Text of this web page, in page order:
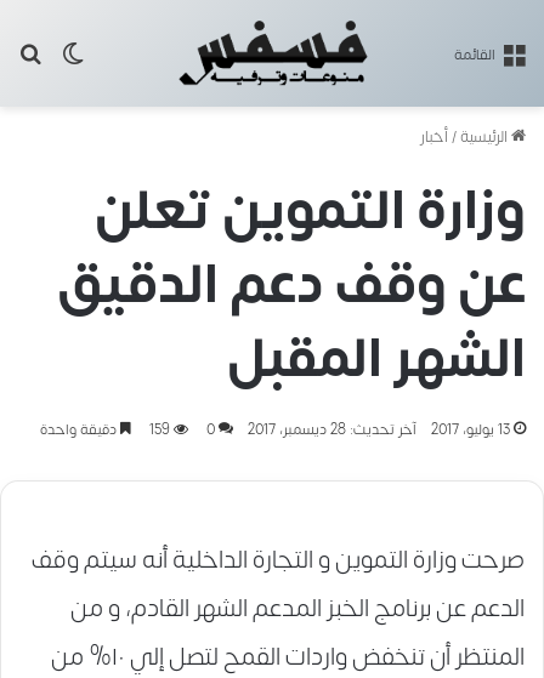
القائمة
الرئيسية/أخبار
وزارة التموين تعلن
عن وقف دعم الدقيق
الشهر المقبل
13 يوليو، 2017 آخر تحديث: 28 ديسمبر، 2017 0
159 دقيقة واحدة
صرحت وزارة التموين و التجارة الداخلية أنه سيتم وقف
الدعم عن برنامج الخبز المدعم الشهر القادم، و من
المنتظر أن تنخفض واردات القمح لتصل إلي ١٠% من